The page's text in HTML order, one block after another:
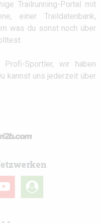
Trailrunning-Portal mit
einer Traildatenbank,
was du sonst noch über
Profi-Sportler, wir haben
kannst uns jederzeit über
user-
circle